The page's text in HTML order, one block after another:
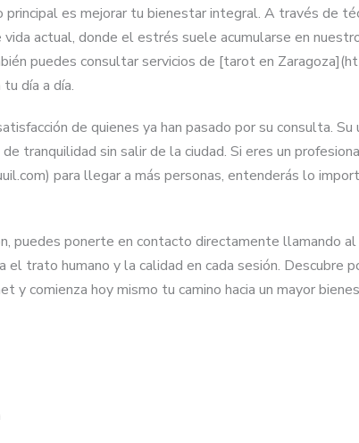
es mejorar tu bienestar integral. A través de
actual, donde el estrés suele acumularse en
puedes consultar servicios de [tarot en
día a día.
de quienes ya han pasado por su consulta.
tranquilidad sin salir de la ciudad. Si eres un
para llegar a más personas, entenderás lo
puedes ponerte en contacto directamente llamando
trato humano y la calidad en cada sesión. Descubre
y comienza hoy mismo tu camino hacia un mayor